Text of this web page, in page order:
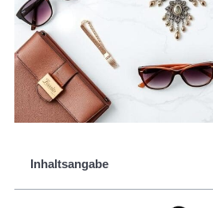
Inhaltsangabe